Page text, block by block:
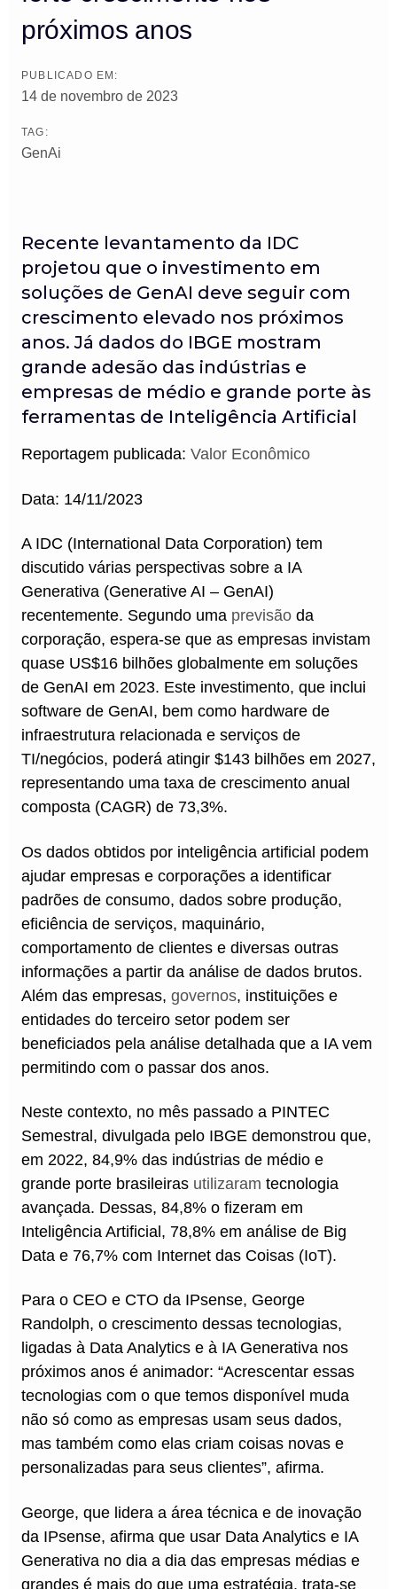
próximos anos
PUBLICADO EM:
14 de novembro de 2023
TAG:
GenAi
Recente levantamento da IDC
projetou que o investimento em
soluções de GenAI deve seguir com
crescimento elevado nos próximos
anos. Já dados do IBGE mostram
grande adesão das indústrias e
empresas de médio e grande porte às
ferramentas de Inteligência Artificial
Reportagem publicada: Valor Econômico
Data: 14/11/2023
A IDC (International Data Corporation) tem
discutido várias perspectivas sobre a IA
Generativa (Generative AI – GenAI)
recentemente. Segundo uma previsãoda
corporação, espera-se que as empresas invistam
quase US$16 bilhões globalmente em soluções
de GenAI em 2023. Este investimento, que inclui
software de GenAI, bem como hardware de
infraestrutura relacionada e serviços de
TI/negócios, poderá atingir $143 bilhões em 2027,
representando uma taxa de crescimento anual
composta (CAGR) de 73,3%.
Os dados obtidos por inteligência artificial podem
ajudar empresas e corporações a identificar
padrões de consumo, dados sobre produção,
eficiência de serviços, maquinário,
comportamento de clientes e diversas outras
informações a partir da análise de dados brutos.
Além das empresas, governos, instituições e
entidades do terceiro setor podem ser
beneficiados pela análise detalhada que a IA vem
permitindo com o passar dos anos.
Neste contexto, no mês passado a PINTEC
Semestral, divulgada pelo IBGE demonstrou que,
em 2022, 84,9% das indústrias de médio e
grande porte brasileiras utilizaram tecnologia
avançada. Dessas, 84,8% o fizeram em
Inteligência Artificial, 78,8% em análise de Big
Data e 76,7% com Internet das Coisas (IoT).
Para o CEO e CTO da IPsense, George
Randolph, o crescimento dessas tecnologias,
ligadas à Data Analytics e à IA Generativa nos
próximos anos é animador: “Acrescentar essas
tecnologias com o que temos disponível muda
não só como as empresas usam seus dados,
mas também como elas criam coisas novas e
personalizadas para seus clientes”, afirma.
George, que lidera a área técnica e de inovação
da IPsense, afirma que usar Data Analytics e IA
Generativa no dia a dia das empresas médias e
grandes é mais do que uma estratégia, trata-se